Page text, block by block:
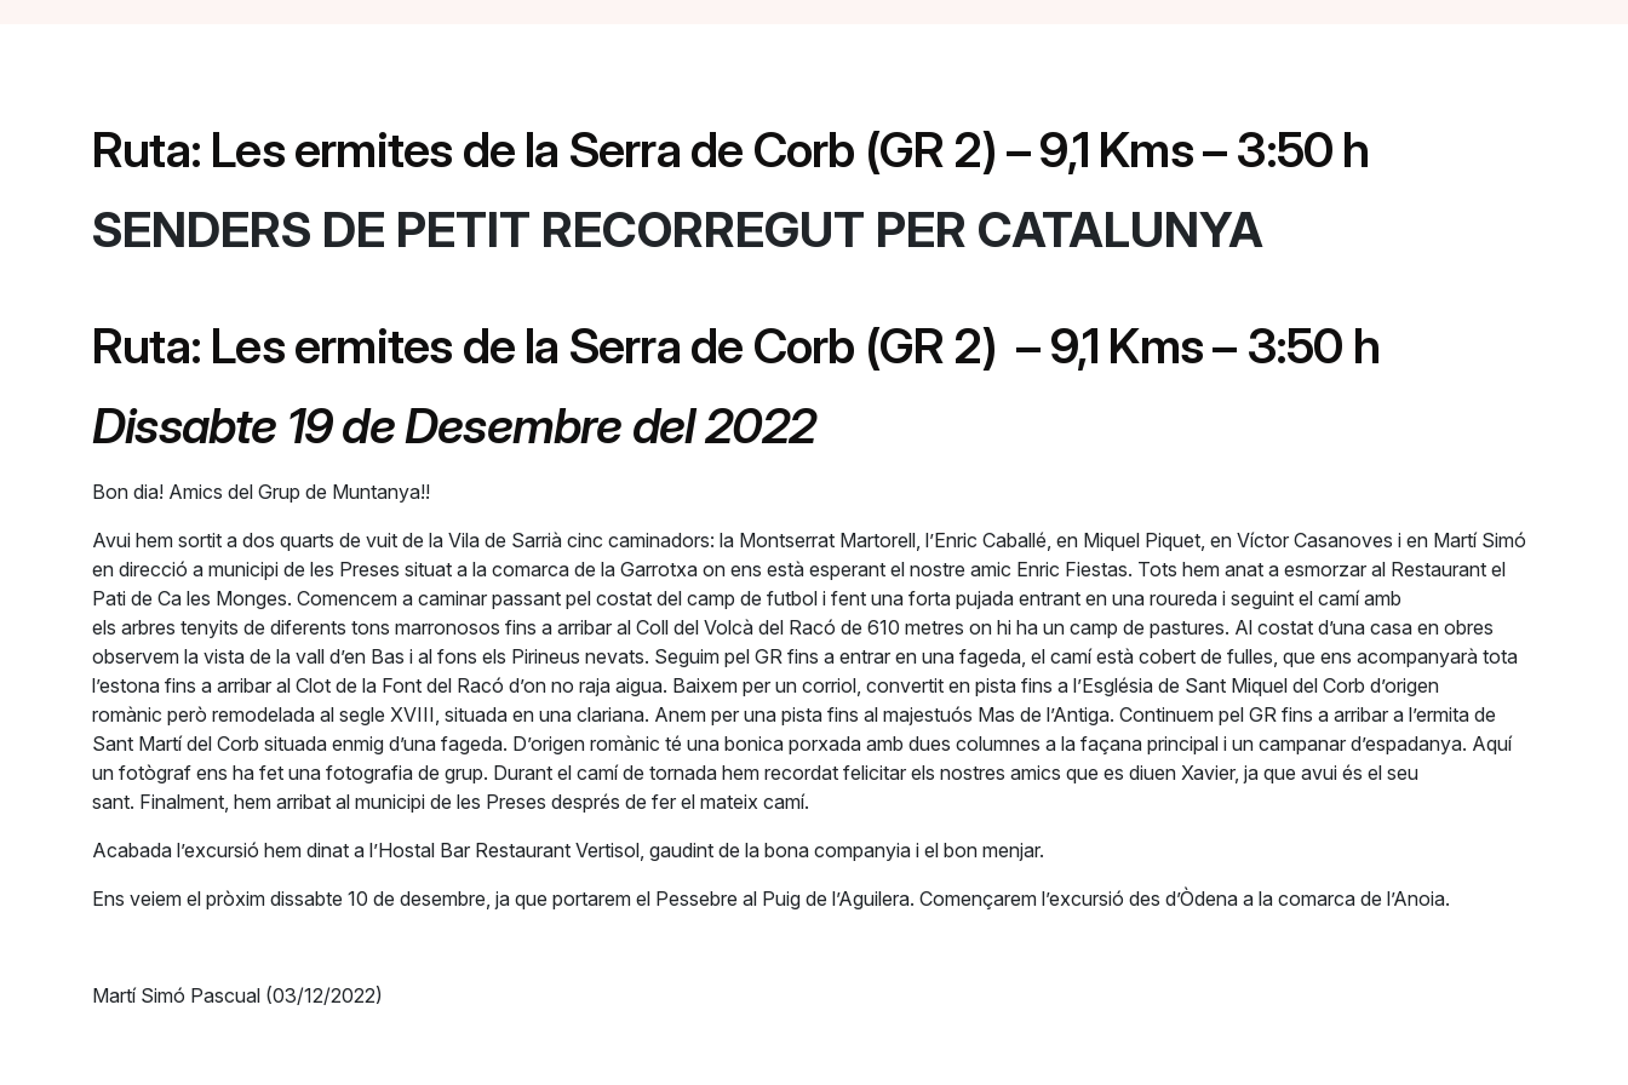
Ruta: Les ermites de la Serra de Corb (GR 2) – 9,1 Kms – 3:50 h
SENDERS DE PETIT RECORREGUT PER CATALUNYA
Ruta: Les ermites de la Serra de Corb (GR 2) – 9,1 Kms – 3:50 h
Dissabte 19 de Desembre del 2022
Bon dia! Amics del Grup de Muntanya!!
Avui hem sortit a dos quarts de vuit de la Vila de Sarrià cinc caminadors: la Montserrat Martorell, l’Enric Caballé, en Miquel Piquet, en Víctor Casanoves i en Martí Simó
en direcció a municipi de les Preses situat a la comarca de la Garrotxa on ens està esperant el nostre amic Enric Fiestas. Tots hem anat a esmorzar al Restaurant el
Pati de Ca les Monges. Comencem a caminar passant pel costat del camp de futbol i fent una forta pujada entrant en una roureda i seguint el camí amb
els arbres tenyits de diferents tons marronosos fins a arribar al Coll del Volcà del Racó de 610 metres on hi ha un camp de pastures. Al costat d’una casa en obres
observem la vista de la vall d’en Bas i al fons els Pirineus nevats. Seguim pel GR fins a entrar en una fageda, el camí està cobert de fulles, que ens acompanyarà tota
l’estona fins a arribar al Clot de la Font del Racó d’on no raja aigua. Baixem per un corriol, convertit en pista fins a l’Església de Sant Miquel del Corb d’origen
romànic però remodelada al segle XVIII, situada en una clariana. Anem per una pista fins al majestuós Mas de l’Antiga. Continuem pel GR fins a arribar a l’ermita de
Sant Martí del Corb situada enmig d’una fageda. D’origen romànic té una bonica porxada amb dues columnes a la façana principal i un campanar d’espadanya. Aquí
un fotògraf ens ha fet una fotografia de grup. Durant el camí de tornada hem recordat felicitar els nostres amics que es diuen Xavier, ja que avui és el seu
sant. Finalment, hem arribat al municipi de les Preses després de fer el mateix camí.
Acabada l’excursió hem dinat a l’Hostal Bar Restaurant Vertisol, gaudint de la bona companyia i el bon menjar.
Ens veiem el pròxim dissabte 10 de desembre, ja que portarem el Pessebre al Puig de l’Aguilera. Començarem l’excursió des d’Òdena a la comarca de l’Anoia.
Martí Simó Pascual (03/12/2022)